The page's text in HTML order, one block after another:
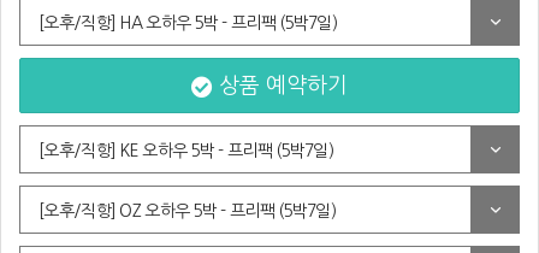
[오후/직항] HA 오하우 5박 - 프리팩 (5박7일)
상품 예약하기
[오후/직항] KE 오하우 5박 - 프리팩 (5박7일)
[오후/직항] OZ 오하우 5박 - 프리팩 (5박7일)